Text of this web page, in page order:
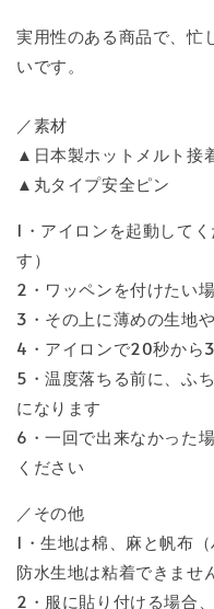
実用性のある商品で、忙
いです。
／素材
▲日本製ホットメルト接
▲丸タイプ安全ピン
1・アイロンを起動して
す）
2・ワッペンを付けたい
3・その上に薄めの生地
4・アイロンで20秒から
5・温度落ちる前に、ふ
になります
6・一回で出来なかった
ください
／その他
1・生地は棉、麻と帆布
防水生地は粘着できませ
2・服に貼り付ける場合